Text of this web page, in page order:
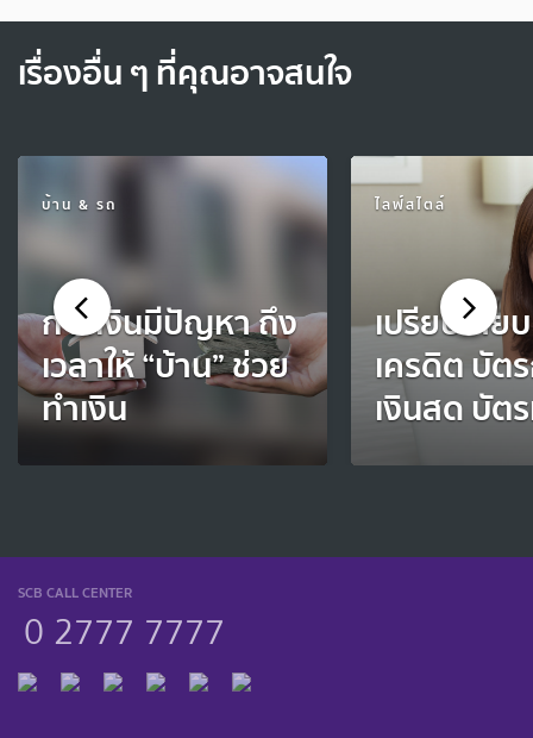
เรื่องอื่น ๆ ที่คุณอาจสนใจ
บ้าน & รถ
การเงินมีปัญหา ถึง
เวลาให้ “บ้าน” ช่วย
ทำเงิน
ไลฟ์สไตล์
เปรียบเทีย
เครดิต บัต
เงินสด บัต
SCB CALL CENTER
0 2777 7777